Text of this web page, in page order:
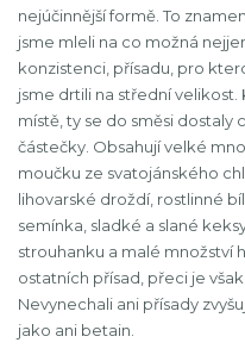
nejúčinnější formě. To
jsme mleli na co možná
konzistenci, přísadu, pro
jsme drtili na střední velikost.
místě, ty se do směsi
částečky. Obsahují velké
moučku ze svatojánského
lihovarské droždí, rostlinné
semínka, sladké a slané
strouhanku a malé množství
ostatních přísad, přeci je
Nevynechali ani přísady
jako ani betain.